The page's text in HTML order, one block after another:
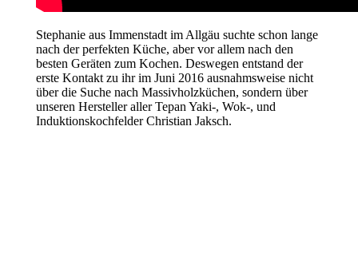
Stephanie aus Immenstadt im Allgäu suchte schon lange
nach der perfekten Küche, aber vor allem nach den
besten Geräten zum Kochen. Deswegen entstand der
erste Kontakt zu ihr im Juni 2016 ausnahmsweise nicht
über die Suche nach Massivholzküchen, sondern über
unseren Hersteller aller Tepan Yaki-, Wok-, und
Induktionskochfelder Christian Jaksch.